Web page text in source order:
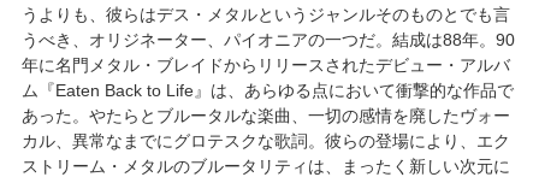
うよりも、彼らはデス・メタルというジャンルそのものとでも言
うべき、オリジネーター、パイオニアの一つだ。結成は88年。90
年に名門メタル・ブレイドからリリースされたデビュー・アルバ
ム『Eaten Back to Life』は、あらゆる点において衝撃的な作品で
あった。やたらとブルータルな楽曲、一切の感情を廃したヴォー
カル、異常なまでにグロテスクな歌詞。彼らの登場により、エク
ストリーム・メタルのブルータリティは、まったく新しい次元に